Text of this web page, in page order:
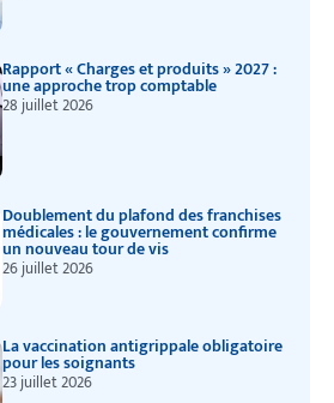
Rapport « Charges et produits » 2027 :
une approche trop comptable
28 juillet 2026
Doublement du plafond des franchises
médicales : le gouvernement confirme
un nouveau tour de vis
26 juillet 2026
La vaccination antigrippale obligatoire
pour les soignants
23 juillet 2026